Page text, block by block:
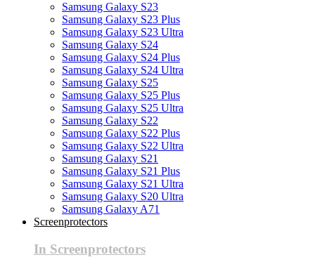
Samsung Galaxy S23
Samsung Galaxy S23 Plus
Samsung Galaxy S23 Ultra
Samsung Galaxy S24
Samsung Galaxy S24 Plus
Samsung Galaxy S24 Ultra
Samsung Galaxy S25
Samsung Galaxy S25 Plus
Samsung Galaxy S25 Ultra
Samsung Galaxy S22
Samsung Galaxy S22 Plus
Samsung Galaxy S22 Ultra
Samsung Galaxy S21
Samsung Galaxy S21 Plus
Samsung Galaxy S21 Ultra
Samsung Galaxy S20 Ultra
Samsung Galaxy A71
Screenprotectors
In Screenprotectors